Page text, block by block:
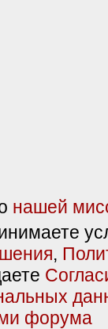
нашей
,
форума